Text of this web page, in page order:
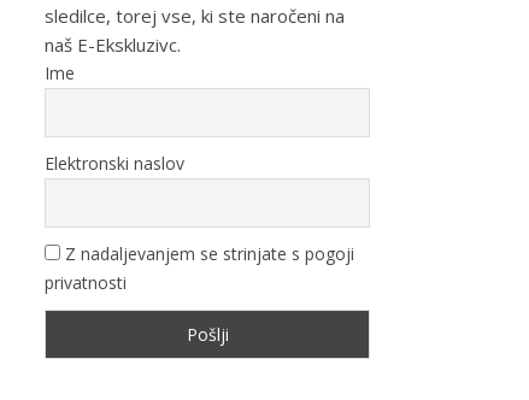
sledilce, torej vse, ki ste naročeni na
naš E-Ekskluzivc.
Ime
Elektronski naslov
Z nadaljevanjem se strinjate s pogoji
privatnosti